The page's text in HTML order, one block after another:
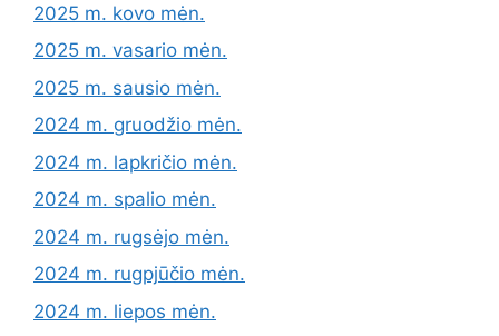
2025 m. kovo mėn.
2025 m. vasario mėn.
2025 m. sausio mėn.
2024 m. gruodžio mėn.
2024 m. lapkričio mėn.
2024 m. spalio mėn.
2024 m. rugsėjo mėn.
2024 m. rugpjūčio mėn.
2024 m. liepos mėn.